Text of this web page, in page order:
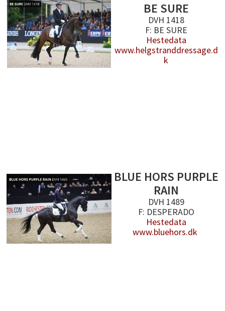
BE SURE
DVH 1418
F: BE SURE
Hestedata
www.helgstranddressage.d
k
BLUE HORS PURPLE
RAIN
DVH 1489
F: DESPERADO
Hestedata
www.bluehors.dk